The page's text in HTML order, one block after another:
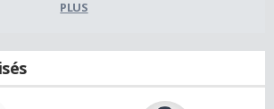
PLUS